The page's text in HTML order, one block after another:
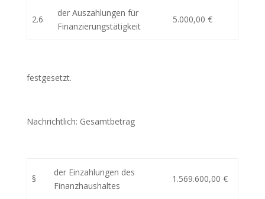
2.6
der Auszahlungen für
Finanzierungstätigkeit
5.000,00 €
festgesetzt.
Nachrichtlich: Gesamtbetrag
§
der Einzahlungen des
Finanzhaushaltes
1.569.600,00 €